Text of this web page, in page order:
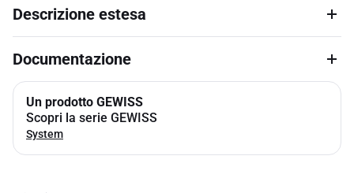
Descrizione estesa
Documentazione
Un prodotto GEWISS
Scopri la serie GEWISS
System